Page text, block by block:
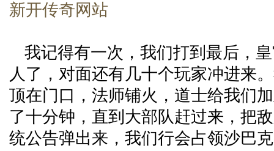
新开传奇网站
我记得有一次，我们打到最后，
人了，对面还有几十个玩家冲进来
顶在门口，法师铺火，道士给我们
了十分钟，直到大部队赶过来，把
统公告弹出来，我们行会占领沙巴